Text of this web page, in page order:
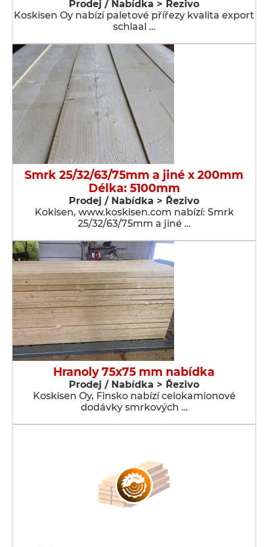
Prodej / Nabídka > Řezivo
Koskisen Oy nabízí paletové přířezy kvalita export
schlaal …
Smrk 25/32/63/75mm a jiné x 200mm
Délka: 5100mm
Prodej / Nabídka > Řezivo
Kokisen, www.koskisen.com nabízí: Smrk
25/32/63/75mm a jiné …
Hranoly 75x75 mm nabídka
Prodej / Nabídka > Řezivo
Koskisen Oy, Finsko nabízí celokamionové
dodávky smrkových …